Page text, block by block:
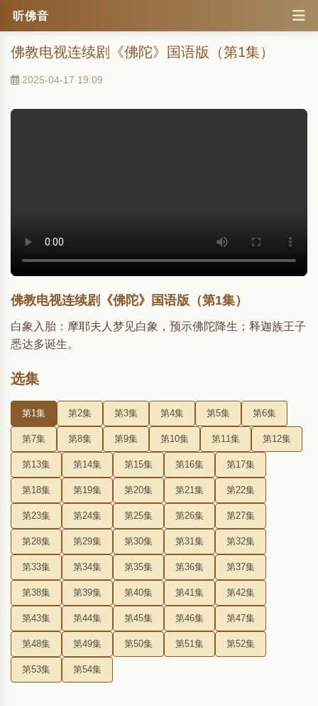
听佛音
佛教电视连续剧《佛陀》国语版（第1集）
2025-04-17 19:09
佛教电视连续剧《佛陀》国语版（第1集）
白象入胎：摩耶夫人梦见白象，预示佛陀降生；释迦族王子
悉达多诞生。
选集
第1集 第2集 第3集 第4集 第5集 第6集
第7集 第8集 第9集 第10集 第11集 第12集
第13集 第14集 第15集 第16集 第17集
第18集 第19集 第20集 第21集 第22集
第23集 第24集 第25集 第26集 第27集
第28集 第29集 第30集 第31集 第32集
第33集 第34集 第35集 第36集 第37集
第38集 第39集 第40集 第41集 第42集
第43集 第44集 第45集 第46集 第47集
第48集 第49集 第50集 第51集 第52集
第53集 第54集